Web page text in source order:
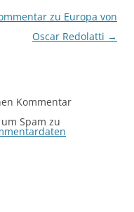
zu Europa von
Oscar Redolatti →
Kommentar
Spam zu